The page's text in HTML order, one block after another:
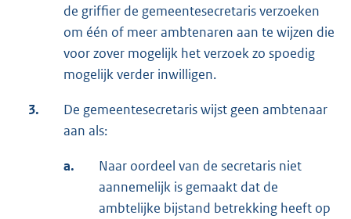
de griffier de gemeentesecretaris verzoeken
om één of meer ambtenaren aan te wijzen die
voor zover mogelijk het verzoek zo spoedig
mogelijk verder inwilligen.
3.
De gemeentesecretaris wijst geen ambtenaar
aan als:
a.
Naar oordeel van de secretaris niet
aannemelijk is gemaakt dat de
ambtelijke bijstand betrekking heeft op